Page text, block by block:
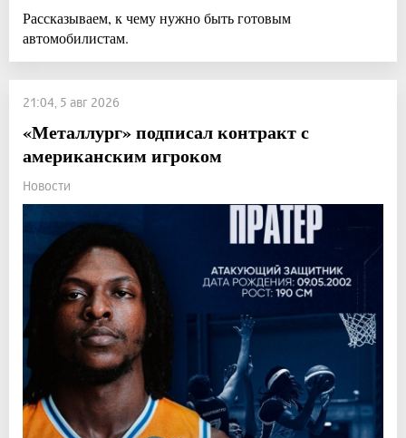
Рассказываем, к чему нужно быть готовым
автомобилистам.
21:04, 5 авг 2026
«Металлург» подписал контракт с
американским игроком
Новости